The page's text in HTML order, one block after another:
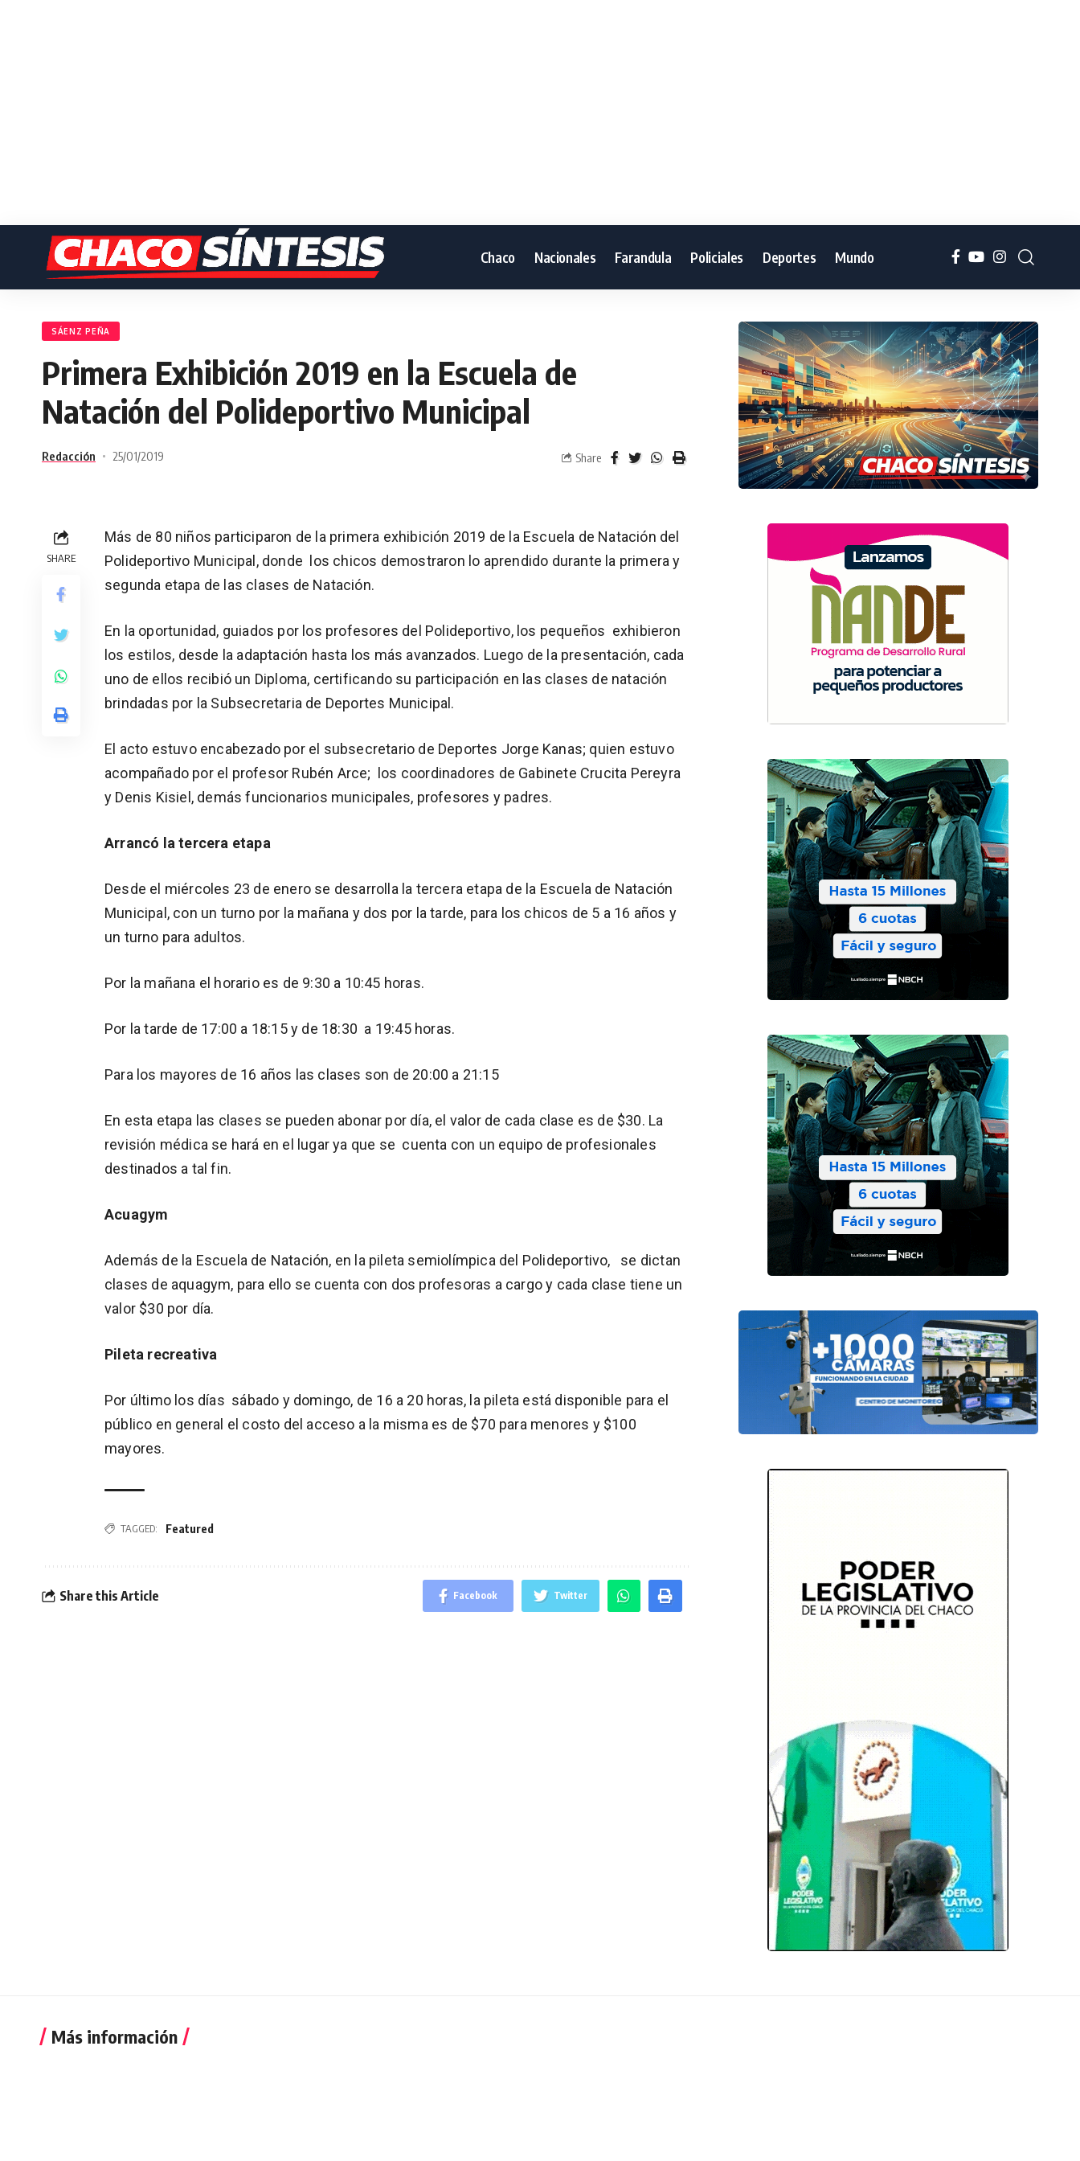
Chaco Nacionales Farandula Policiales Deportes Mundo
SÁENZ PEÑA
Primera Exhibición 2019 en la Escuela de
Natación del Polideportivo Municipal
Redacción 25/01/2019 Share
SHARE
Más de 80 niños participaron de la primera exhibición 2019 de la Escuela de Natación del
Polideportivo Municipal, donde los chicos demostraron lo aprendido durante la primera y
segunda etapa de las clases de Natación.
En la oportunidad, guiados por los profesores del Polideportivo, los pequeños exhibieron
los estilos, desde la adaptación hasta los más avanzados. Luego de la presentación, cada
uno de ellos recibió un Diploma, certificando su participación en las clases de natación
brindadas por la Subsecretaria de Deportes Municipal.
El acto estuvo encabezado por el subsecretario de Deportes Jorge Kanas; quien estuvo
acompañado por el profesor Rubén Arce; los coordinadores de Gabinete Crucita Pereyra
y Denis Kisiel, demás funcionarios municipales, profesores y padres.
Arrancó la tercera etapa
Desde el miércoles 23 de enero se desarrolla la tercera etapa de la Escuela de Natación
Municipal, con un turno por la mañana y dos por la tarde, para los chicos de 5 a 16 años y
un turno para adultos.
Por la mañana el horario es de 9:30 a 10:45 horas.
Por la tarde de 17:00 a 18:15 y de 18:30 a 19:45 horas.
Para los mayores de 16 años las clases son de 20:00 a 21:15
En esta etapa las clases se pueden abonar por día, el valor de cada clase es de $30. La
revisión médica se hará en el lugar ya que se cuenta con un equipo de profesionales
destinados a tal fin.
Acuagym
Además de la Escuela de Natación, en la pileta semiolímpica del Polideportivo, se dictan
clases de aquagym, para ello se cuenta con dos profesoras a cargo y cada clase tiene un
valor $30 por día.
Pileta recreativa
Por último los días sábado y domingo, de 16 a 20 horas, la pileta está disponible para el
público en general el costo del acceso a la misma es de $70 para menores y $100
mayores.
TAGGED: Featured
Share this Article Facebook Twitter
Más información